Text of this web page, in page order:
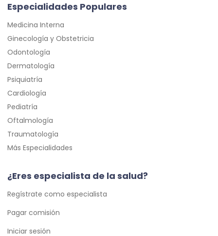
Especialidades Populares
Medicina Interna
Ginecología y Obstetricia
Odontología
Dermatología
Psiquiatría
Cardiología
Pediatría
Oftalmología
Traumatología
Más Especialidades
¿Eres especialista de la salud?
Regístrate como especialista
Pagar comisión
Iniciar sesión